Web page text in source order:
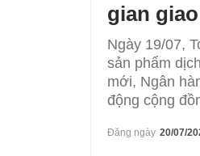
gian
Ngày 19/07,
sản phẩm
mới, Ngân
động cộng
Đăng ngày 20/07/